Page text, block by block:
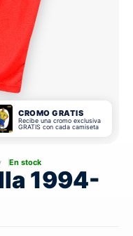
CROMO GRATIS
Recibe una cromo exclusiva
GRATIS con cada camiseta
En stock
1994-